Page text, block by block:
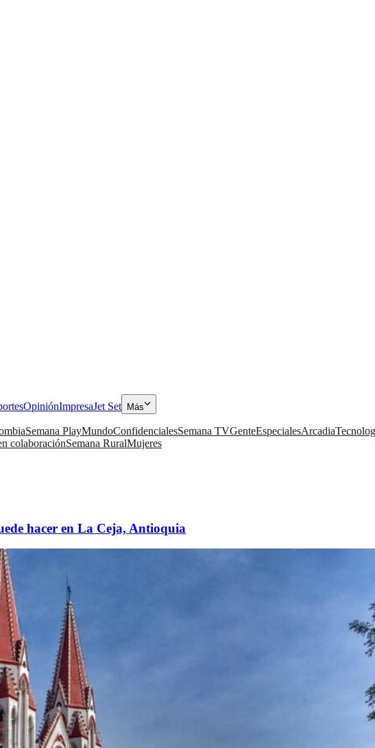
OpiniónImpresaJet Set Más
Semana PlayMundoConfidencialesSemana TVGenteEspecialesArcadia
colaboraciónSemana RuralMujeres
hacer en La Ceja, Antioquia